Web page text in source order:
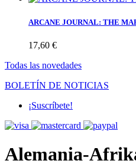
ARCANE JOURNAL: THE
17,60 €
Todas las novedades
BOLETÍN DE NOTICIAS
¡Suscríbete!
Alemania-